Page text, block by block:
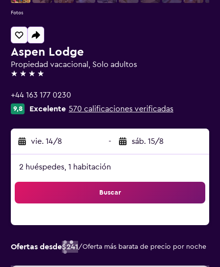
Aspen Lodge
Propiedad vacacional, Solo adultos
4 estrellas
+44 163 177 0230
9,8 Excelente 570 calificaciones verificadas
vie. 14/8 - sáb. 15/8
2 huéspedes, 1 habitación
Buscar
Ofertas desde$241/Oferta más barata de precio por noche
Fotos